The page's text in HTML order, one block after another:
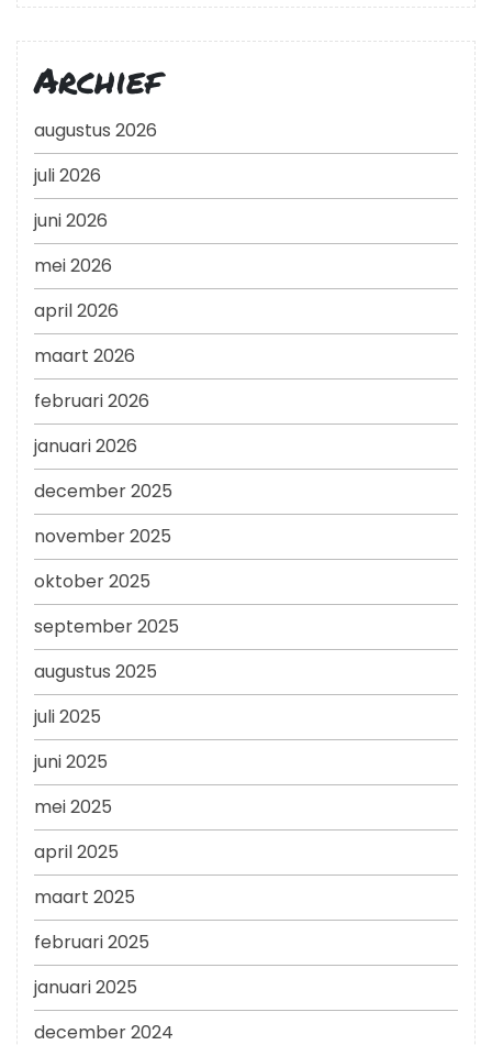
Archief
augustus 2026
juli 2026
juni 2026
mei 2026
april 2026
maart 2026
februari 2026
januari 2026
december 2025
november 2025
oktober 2025
september 2025
augustus 2025
juli 2025
juni 2025
mei 2025
april 2025
maart 2025
februari 2025
januari 2025
december 2024